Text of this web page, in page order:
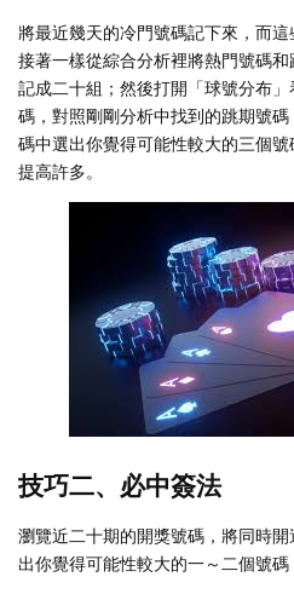
將最近幾天的冷門號碼記下來，而這
接著一樣從綜合分析裡將熱門號碼
記成二十組；然後打開「球號分布
碼，對照剛剛分析中找到的跳期號
碼中選出你覺得可能性較大的三個
提高許多。
技巧二、必中簽法
瀏覽近二十期的開獎號碼，將同時
出你覺得可能性較大的一～二個號碼